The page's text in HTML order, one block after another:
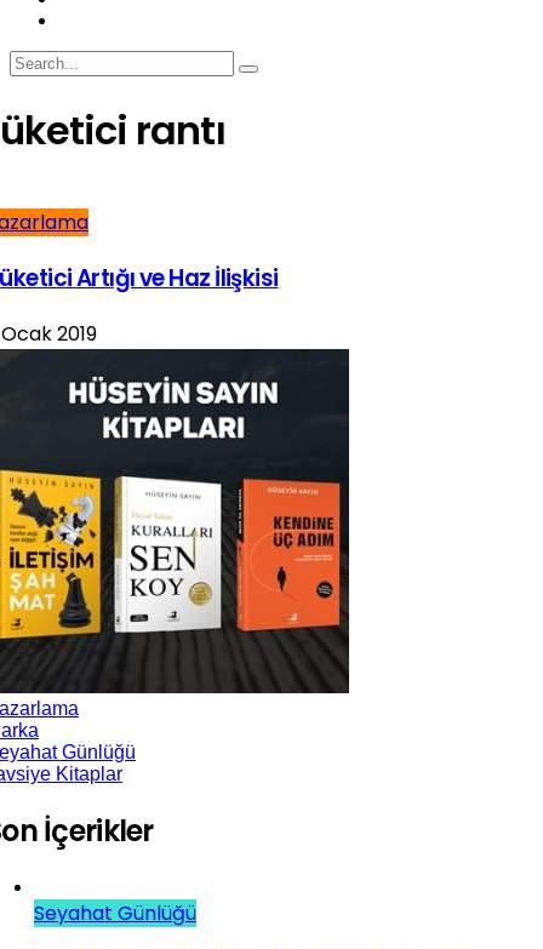
rantı
Artığı ve Haz İlişkisi
2019
Günlüğü
Kitaplar
İçerikler
Seyahat Günlüğü